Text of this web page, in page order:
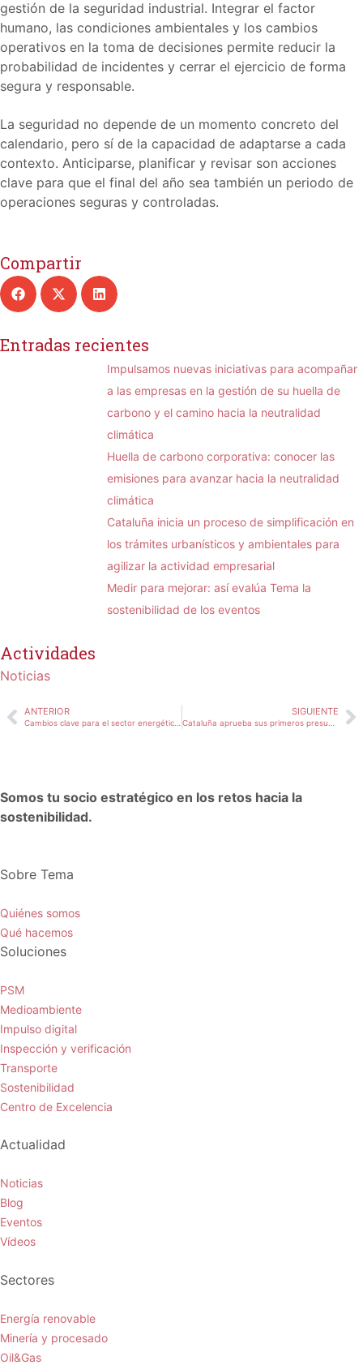
gestión de la seguridad industrial. Integrar el factor
humano, las condiciones ambientales y los cambios
operativos en la toma de decisiones permite reducir la
probabilidad de incidentes y cerrar el ejercicio de forma
segura y responsable.
La seguridad no depende de un momento concreto del
calendario, pero sí de la capacidad de adaptarse a cada
contexto. Anticiparse, planificar y revisar son acciones
clave para que el final del año sea también un periodo de
operaciones seguras y controladas.
Compartir
Entradas recientes
Impulsamos nuevas iniciativas para acompañar
a las empresas en la gestión de su huella de
carbono y el camino hacia la neutralidad
climática
Huella de carbono corporativa: conocer las
emisiones para avanzar hacia la neutralidad
climática
Cataluña inicia un proceso de simplificación en
los trámites urbanísticos y ambientales para
agilizar la actividad empresarial
Medir para mejorar: así evalúa Tema la
sostenibilidad de los eventos
Actividades
Noticias
ANTERIOR SIGUIENTE
Somos tu socio estratégico en los retos hacia la
sostenibilidad.
Sobre Tema
Quiénes somos
Qué hacemos
Soluciones
PSM
Medioambiente
Impulso digital
Inspección y verificación
Transporte
Sostenibilidad
Centro de Excelencia
Actualidad
Noticias
Blog
Eventos
Vídeos
Sectores
Energía renovable
Minería y procesado
Oil&Gas